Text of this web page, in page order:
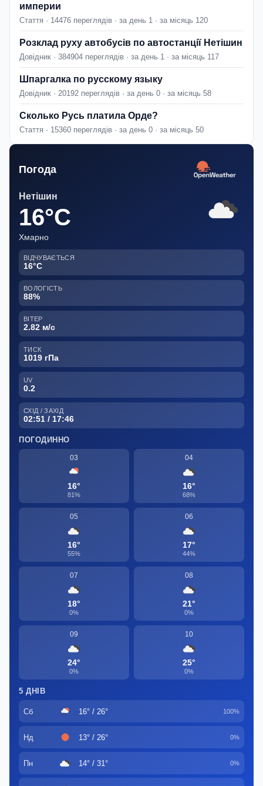
империи
Стаття · 14476 переглядів · за день 1 · за місяць 120
Розклад руху автобусів по автостанції Нетішин
Довідник · 384904 переглядів · за день 1 · за місяць 117
Шпаргалка по русскому языку
Довідник · 20192 переглядів · за день 0 · за місяць 58
Сколько Русь платила Орде?
Стаття · 15360 переглядів · за день 0 · за місяць 50
Погода
Нетішин
16°C
Хмарно
ВІДЧУВАЄТЬСЯ
16°C
ВОЛОГІСТЬ
88%
ВІТЕР
2.82 м/с
ТИСК
1019 гПа
UV
0.2
СХІД / ЗАХІД
02:51 / 17:46
ПОГОДИННО
03
16°
81%
04
16°
68%
05
16°
55%
06
17°
44%
07
18°
0%
08
21°
0%
09
24°
0%
10
25°
0%
5 ДНІВ
Сб 16° / 26° 100%
Нд 13° / 26° 0%
Пн 14° / 31° 0%